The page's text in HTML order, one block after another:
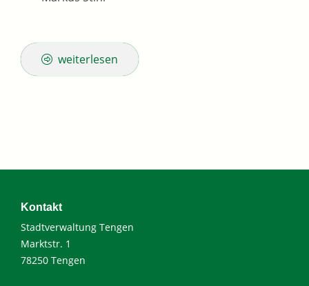
weiterlesen
Kontakt
Stadtverwaltung Tengen
Marktstr. 1
78250 Tengen